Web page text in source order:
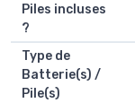
Piles incluses
?
Type de
Batterie(s) /
Pile(s)